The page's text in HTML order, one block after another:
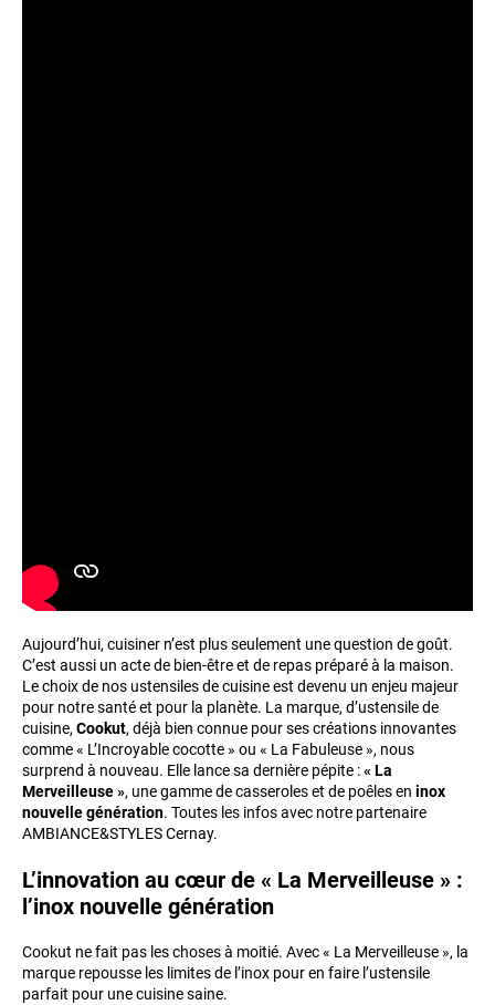
Aujourd’hui, cuisiner n’est plus seulement une question de goût.
C’est aussi un acte de bien-être et de repas préparé à la maison.
Le choix de nos ustensiles de cuisine est devenu un enjeu majeur
pour notre santé et pour la planète. La marque, d’ustensile de
cuisine,Cookut, déjà bien connue pour ses créations innovantes
comme « L’Incroyable cocotte » ou « La Fabuleuse », nous
surprend à nouveau. Elle lance sa dernière pépite :« La
Merveilleuse », une gamme de casseroles et de poêles en inox
nouvelle génération. Toutes les infos avec notre partenaire
AMBIANCE&STYLES Cernay.
L’innovation au cœur de « La Merveilleuse » :
l’inox nouvelle génération
Cookut ne fait pas les choses à moitié. Avec « La Merveilleuse », la
marque repousse les limites de l’inox pour en faire l’ustensile
parfait pour une cuisine saine.